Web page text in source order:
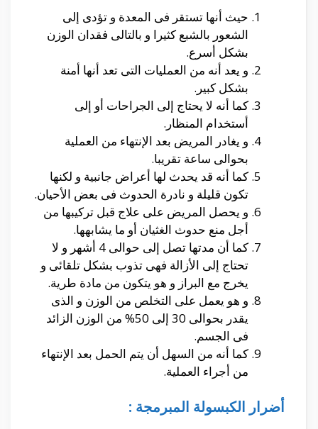
حيث أنها تستقر فى المعدة و تؤدى إلى
الشعور بالشبع كثيرا و بالتالى فقدان الوزن
بشكل أسرع.
و يعد أنه من العمليات التى تعد أنها أمنة
بشكل كبير.
كما أنه لا يحتاج إلى الجراحات أو إلى
أستخدام المنظار.
و يغادر المريض بعد الإنتهاء من العملية
بحوالى ساعة تقريبا.
كما أنه قد يحدث لها أعراض جانبية و لكنها
تكون قليلة و نادرة الحدوث فى بعض الأحيان.
و يحصل المريض على علاج قبل تركيبها من
أجل منع حدوث الغثيان أو ما يشابهها.
كما أن مدتها تصل إلى حوالى 4 أشهر و لا
تحتاج إلى الأزالة فهى تذوب بشكل تلقائى و
يخرج مع البراز و هو يتكون من مادة طرية.
و هو يعمل على التخلص من الوزن و الذى
يقدر بحوالى 30 إلى 50% من الوزن الزائد
فى الجسم.
كما أنه من السهل أن يتم الحمل بعد الإنتهاء
من أجراء العملية.
أضرار الكبسولة المبرمجة :